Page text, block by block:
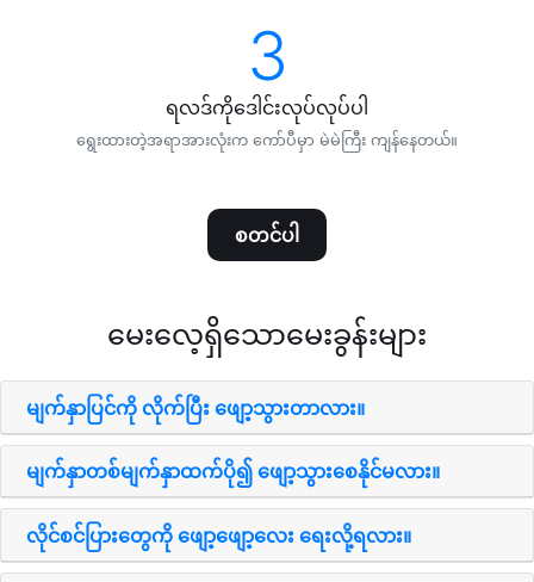
3
ရလဒ်ကိုဒေါင်းလုပ်လုပ်ပါ
ရွေးထားတဲ့အရာအားလုံးက ကော်ပီမှာ မဲမဲကြီး ကျန်နေတယ်။
စတင်ပါ
မေးလေ့ရှိသောမေးခွန်းများ
မျက်နှာပြင်ကို လိုက်ပြီး ဖျော့သွားတာလား။
မျက်နှာတစ်မျက်နှာထက်ပို၍ ဖျော့သွားစေနိုင်မလား။
လိုင်စင်ပြားတွေကို ဖျော့ဖျော့လေး ရေးလို့ရလား။